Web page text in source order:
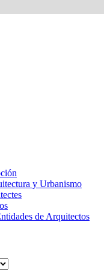
y Urbanismo
de Arquitectos